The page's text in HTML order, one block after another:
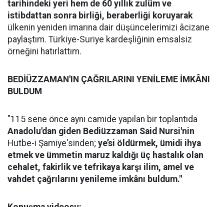
tarihindeki yeri hem de 60 yıllık zulüm ve
istibdattan sonra birliği, beraberliği koruyarak
ülkenin yeniden imarına dair düşüncelerimizi âcizane
paylaştım. Türkiye-Suriye kardeşliğinin emsalsiz
örneğini hatırlattım.
BEDİÜZZAMAN'IN ÇAĞRILARINI YENİLEME İMKÂNI
BULDUM
"115 sene önce aynı camide yapılan bir toplantıda
Anadolu'dan giden Bediüzzaman Said Nursi'nin
Hutbe-i Şamiye'sinden; ye’si öldürmek, ümidi ihya
etmek ve ümmetin maruz kaldığı üç hastalık olan
cehalet, fakirlik ve tefrikaya karşı ilim, amel ve
vahdet çağrılarını yenileme imkânı buldum."